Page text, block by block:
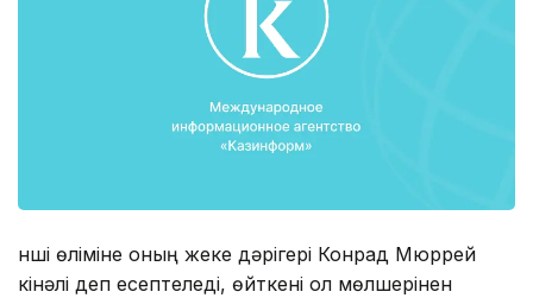
Әнші өліміне оның жеке дәрігері Конрад Мюррей
кінәлі деп есептеледі, өйткені ол мөлшерінен